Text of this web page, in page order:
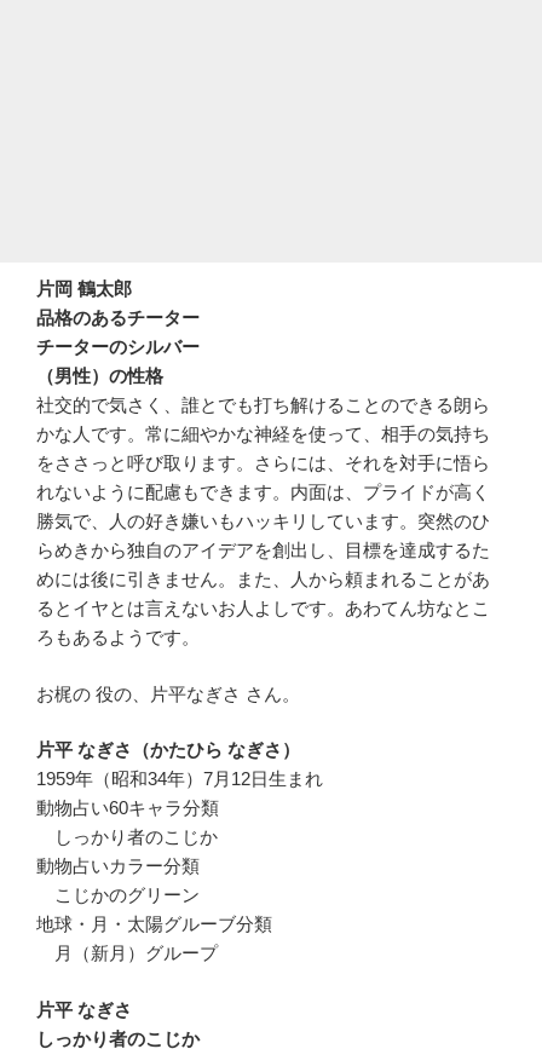
片岡 鶴太郎
品格のあるチーター
チーターのシルバー
（男性）の性格
社交的で気さく、誰とでも打ち解けることのできる朗ら
かな人です。常に細やかな神経を使って、相手の気持ち
をささっと呼び取ります。さらには、それを対手に悟ら
れないように配慮もできます。内面は、プライドが高く
勝気で、人の好き嫌いもハッキリしています。突然のひ
らめきから独自のアイデアを創出し、目標を達成するた
めには後に引きません。また、人から頼まれることがあ
るとイヤとは言えないお人よしです。あわてん坊なとこ
ろもあるようです。
お梶の 役の、片平なぎさ さん。
片平 なぎさ（かたひら なぎさ）
1959年（昭和34年）7月12日生まれ
動物占い60キャラ分類
しっかり者のこじか
動物占いカラー分類
こじかのグリーン
地球・月・太陽グルーブ分類
月（新月）グループ
片平 なぎさ
しっかり者のこじか